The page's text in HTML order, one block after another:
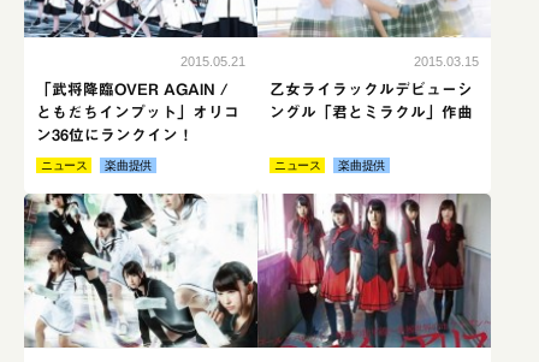
2015.05.21
「武将降臨OVER AGAIN /
ともだちインプット」オリコ
ン36位にランクイン！
ニュース 楽曲提供
2015.03.15
乙女ライラックルデビューシ
ングル「君とミラクル」作曲
ニュース 楽曲提供
続きはこちら